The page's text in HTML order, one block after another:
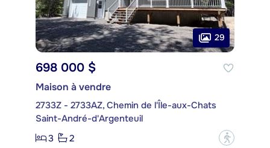
29
698 000 $
Maison à vendre
2733Z - 2733AZ, Chemin de l'Île-aux-Chats
Saint-André-d'Argenteuil
3
2 ?